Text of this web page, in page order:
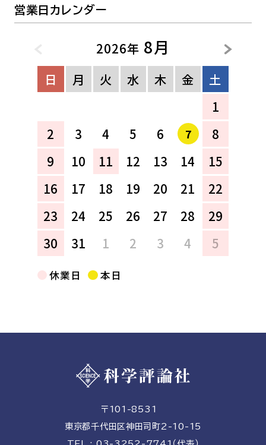
営業日カレンダー
2026年 8月
日 月 火 水 木 金
土
1
2
3 4 5 6 7
8
9
10 11 12 13 14
15
16
17 18 19 20 21
22
23
24 25 26 27 28
29
30
31 1 2 3 4 5
休業日 本日
〒101-8531
東京都千代田区神田司町2-10-15